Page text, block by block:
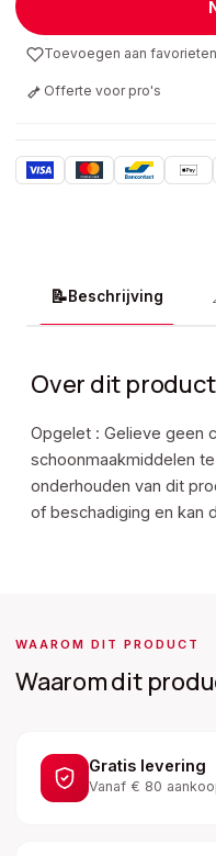
Toevoegen aan favorieten
Offerte voor pro's
📝Beschrijving
Over dit product
Opgelet : Gelieve geen
schoonmaakmiddelen
onderhouden van dit
of beschadiging en kan
WAAROM DIT PRODUCT
Waarom dit
Gratis levering
Vanaf € 80